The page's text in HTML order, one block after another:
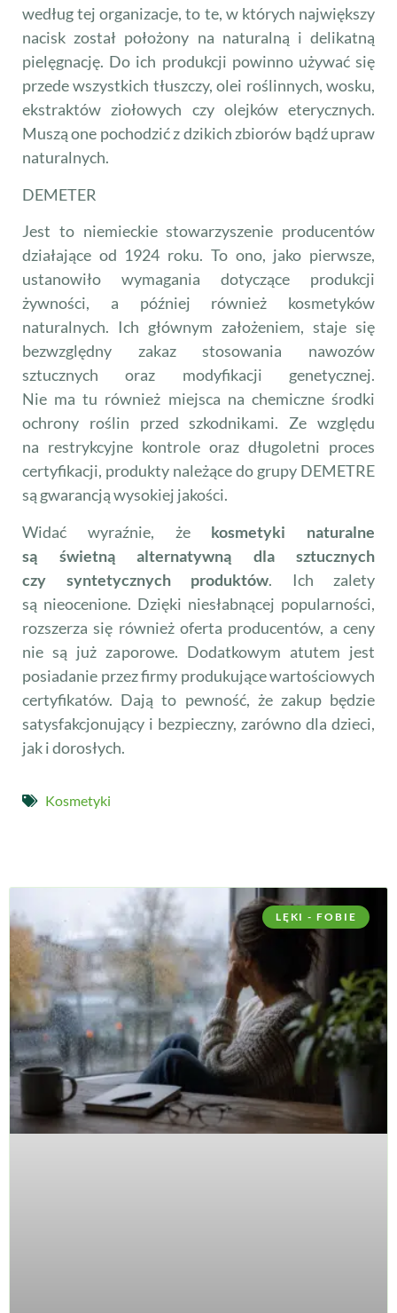
według tej organizacje, to te, w których największy
nacisk został położony na naturalną i delikatną
pielęgnację. Do ich produkcji powinno używać się
przede wszystkich tłuszczy, olei roślinnych, wosku,
ekstraktów ziołowych czy olejków eterycznych.
Muszą one pochodzić z dzikich zbiorów bądź upraw
naturalnych.
DEMETER
Jest to niemieckie stowarzyszenie producentów
działające od 1924 roku. To ono, jako pierwsze,
ustanowiło wymagania dotyczące produkcji
żywności, a później również kosmetyków
naturalnych. Ich głównym założeniem, staje się
bezwzględny zakaz stosowania nawozów
sztucznych oraz modyfikacji genetycznej.
Nie ma tu również miejsca na chemiczne środki
ochrony roślin przed szkodnikami. Ze względu
na restrykcyjne kontrole oraz długoletni proces
certyfikacji, produkty należące do grupy DEMETRE
są gwarancją wysokiej jakości.
Widać wyraźnie, że kosmetyki naturalne
są świetną alternatywną dla sztucznych
czy syntetycznych produktów. Ich zalety
są nieocenione. Dzięki niesłabnącej popularności,
rozszerza się również oferta producentów, a ceny
nie są już zaporowe. Dodatkowym atutem jest
posiadanie przez firmy produkujące wartościowych
certyfikatów. Dają to pewność, że zakup będzie
satysfakcjonujący i bezpieczny, zarówno dla dzieci,
jak i dorosłych.
Kosmetyki
LĘKI - FOBIE